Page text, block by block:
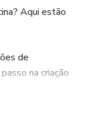
Aqui estão
de
na criação
ganhará uma